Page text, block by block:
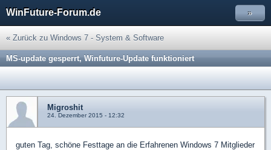
WinFuture-Forum.de »
« Zurück zu Windows 7 - System & Software
MS-update gesperrt, Winfuture-Update funktioniert
Migroshit
24. Dezember 2015 - 12:32
guten Tag, schöne Festtage an die Erfahrenen Windows 7 Mitglieder